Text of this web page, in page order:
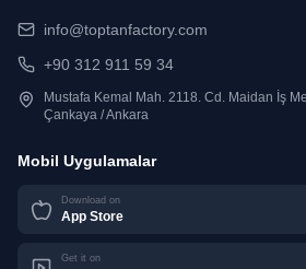
info@toptanfactory.com
+90 312 911 59 34
Mustafa Kemal Mah. 2118. Cd. Maidan İş
Çankaya / Ankara
Mobil Uygulamalar
Download on
App Store
Get it on